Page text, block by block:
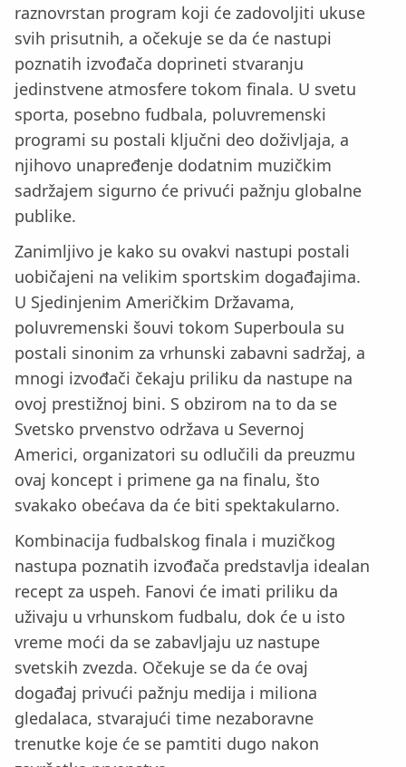
raznovrstan program koji će zadovoljiti ukuse
svih prisutnih, a očekuje se da će nastupi
poznatih izvođača doprineti stvaranju
jedinstvene atmosfere tokom finala. U svetu
sporta, posebno fudbala, poluvremenski
programi su postali ključni deo doživljaja, a
njihovo unapređenje dodatnim muzičkim
sadržajem sigurno će privući pažnju globalne
publike.
Zanimljivo je kako su ovakvi nastupi postali
uobičajeni na velikim sportskim događajima.
U Sjedinjenim Američkim Državama,
poluvremenski šouvi tokom Superboula su
postali sinonim za vrhunski zabavni sadržaj, a
mnogi izvođači čekaju priliku da nastupe na
ovoj prestižnoj bini. S obzirom na to da se
Svetsko prvenstvo održava u Severnoj
Americi, organizatori su odlučili da preuzmu
ovaj koncept i primene ga na finalu, što
svakako obećava da će biti spektakularno.
Kombinacija fudbalskog finala i muzičkog
nastupa poznatih izvođača predstavlja idealan
recept za uspeh. Fanovi će imati priliku da
uživaju u vrhunskom fudbalu, dok će u isto
vreme moći da se zabavljaju uz nastupe
svetskih zvezda. Očekuje se da će ovaj
događaj privući pažnju medija i miliona
gledalaca, stvarajući time nezaboravne
trenutke koje će se pamtiti dugo nakon